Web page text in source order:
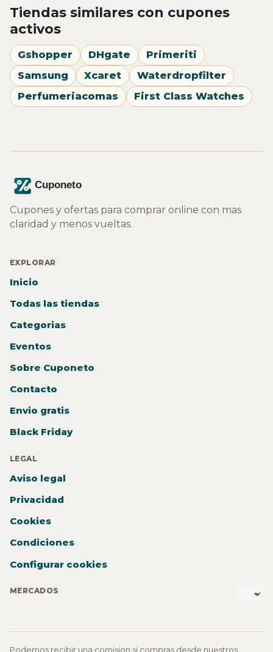
Tiendas similares con cupones
activos
Gshopper DHgate
Primeriti
Samsung
Xcaret
Waterdropfilter
Perfumeriacomas
First Class Watches
Cupones y ofertas para comprar online con mas
claridad y menos vueltas.
EXPLORAR
Inicio
Todas las tiendas
Categorias
Eventos
Sobre Cuponeto
Contacto
Envio gratis
Black Friday
LEGAL
Aviso legal
Privacidad
Cookies
Condiciones
Configurar cookies
MERCADOS
Podemos recibir una comision si compras desde nuestros